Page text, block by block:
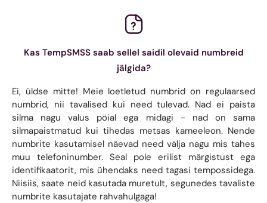
Kas TempSMSS saab sellel saidil olevaid numbreid
jälgida?
Ei, üldse mitte! Meie loetletud numbrid on regulaarsed
numbrid, nii tavalised kui need tulevad. Nad ei paista
silma nagu valus pöial ega midagi - nad on sama
silmapaistmatud kui tihedas metsas kameeleon. Nende
numbrite kasutamisel näevad need välja nagu mis tahes
muu telefoninumber. Seal pole erilist märgistust ega
identifikaatorit, mis ühendaks need tagasi tempossidega.
Niisiis, saate neid kasutada muretult, segunedes tavaliste
numbrite kasutajate rahvahulgaga!